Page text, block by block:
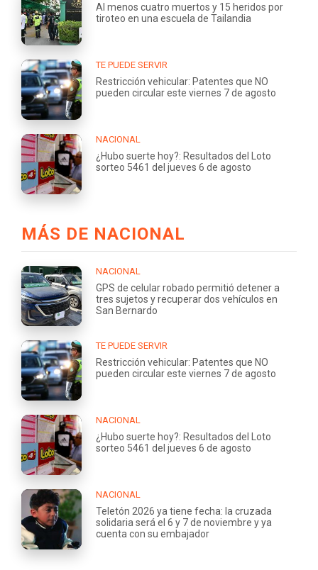
Al menos cuatro muertos y 15 heridos por
tiroteo en una escuela de Tailandia
TE PUEDE SERVIR
Restricción vehicular: Patentes que NO
pueden circular este viernes 7 de agosto
NACIONAL
¿Hubo suerte hoy?: Resultados del Loto
sorteo 5461 del jueves 6 de agosto
MÁS DE NACIONAL
NACIONAL
GPS de celular robado permitió detener a
tres sujetos y recuperar dos vehículos en
San Bernardo
TE PUEDE SERVIR
Restricción vehicular: Patentes que NO
pueden circular este viernes 7 de agosto
NACIONAL
¿Hubo suerte hoy?: Resultados del Loto
sorteo 5461 del jueves 6 de agosto
NACIONAL
Teletón 2026 ya tiene fecha: la cruzada
solidaria será el 6 y 7 de noviembre y ya
cuenta con su embajador